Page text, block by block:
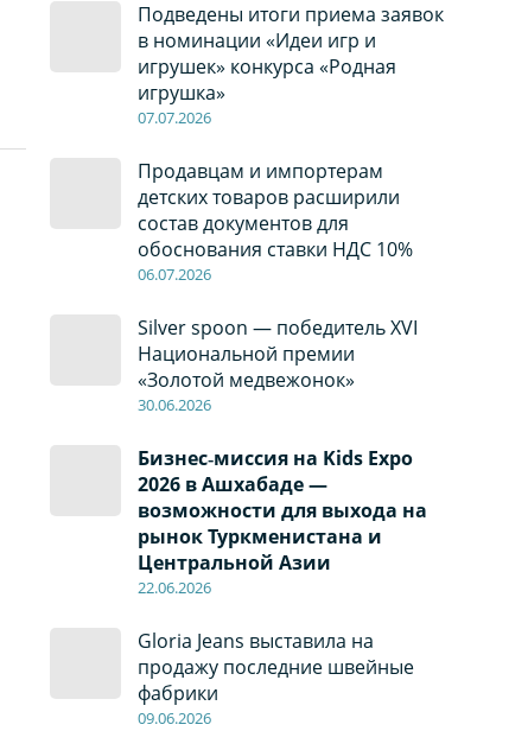
Подведены итоги приема заявок
в номинации «Идеи игр и
игрушек» конкурса «Родная
игрушка»
07.07.2026
Продавцам и импортерам
детских товаров расширили
состав документов для
обоснования ставки НДС 10%
06.07.2026
Silver spoon — победитель XVI
Национальной премии
«Золотой медвежонок»
30.06.2026
Бизнес‑миссия на Kids Expo
2026 в Ашхабаде —
возможности для выхода на
рынок Туркменистана и
Центральной Азии
22.06.2026
Gloria Jeans выставила на
продажу последние швейные
фабрики
09.06.2026